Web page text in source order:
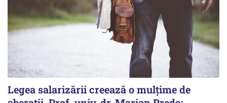
Legea salarizării creează o mulțime de